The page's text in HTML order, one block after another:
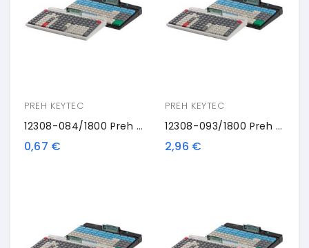
PREH KEYTEC
12308-084/1800 Preh Single Key, Black
0,67 €
PREH KEYTEC
12308-093/1800 Preh 4-Key
2,96 €